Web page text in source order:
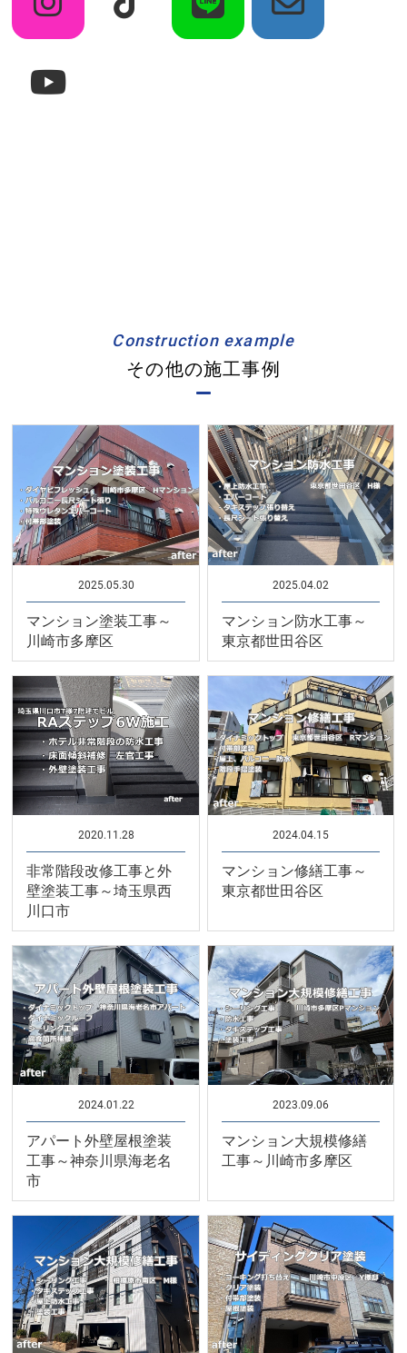
Construction example
その他の施工事例
2025.05.30
マンション塗装工事～
川崎市多摩区
2025.04.02
マンション防水工事～
東京都世田谷区
2020.11.28
非常階段改修工事と外
壁塗装工事～埼玉県西
川口市
2024.04.15
マンション修繕工事～
東京都世田谷区
2024.01.22
アパート外壁屋根塗装
工事～神奈川県海老名
市
2023.09.06
マンション大規模修繕
工事～川崎市多摩区